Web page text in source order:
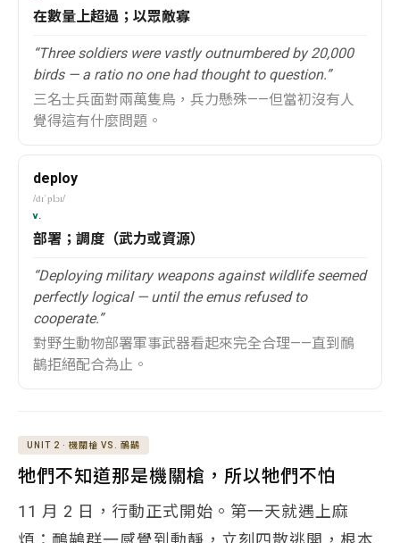
在數量上超過；以眾敵寡
“Three soldiers were vastly outnumbered by 20,000
birds — a ratio no one had thought to question.”
三名士兵面對兩萬隻鳥，兵力懸殊——但當初沒有人
覺得這有什麼問題。
deploy
/dɪˈplɔɪ/
v.
部署；調度（武力或資源）
“Deploying military weapons against wildlife seemed
perfectly logical — until the emus refused to
cooperate.”
對野生動物部署軍事武器看起來完全合理——直到鴯
鶓拒絕配合為止。
UNIT 2 · 機關槍 VS. 鴯鶓
牠們不知道那是機關槍，所以牠們不怕
11 月 2 日，行動正式開始。第一天就遇上麻